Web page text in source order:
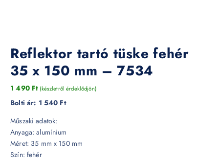
Reflektor tartó tüske fehér
35 x 150 mm – 7534
1 490 Ft (készletről érdeklődjön)
Bolti ár: 1 540 Ft
Műszaki adatok:
Anyaga: alumínium
Méret: 35 mm x 150 mm
Szín: fehér